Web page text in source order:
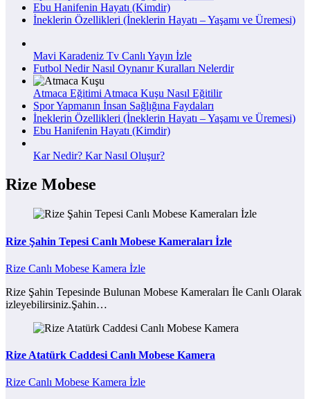
Ebu Hanifenin Hayatı (Kimdir)
İneklerin Özellikleri (İneklerin Hayatı – Yaşamı ve Üremesi)
Mavi Karadeniz Tv Canlı Yayın İzle
Futbol Nedir Nasıl Oynanır Kuralları Nelerdir
Atmaca Eğitimi Atmaca Kuşu Nasıl Eğitilir
Spor Yapmanın İnsan Sağlığına Faydaları
İneklerin Özellikleri (İneklerin Hayatı – Yaşamı ve Üremesi)
Ebu Hanifenin Hayatı (Kimdir)
Kar Nedir? Kar Nasıl Oluşur?
Rize Mobese
Rize Şahin Tepesi Canlı Mobese Kameraları İzle
Rize Canlı Mobese Kamera İzle
Rize Şahin Tepesinde Bulunan Mobese Kameraları İle Canlı Olarak
izleyebilirsiniz.Şahin…
Rize Atatürk Caddesi Canlı Mobese Kamera
Rize Canlı Mobese Kamera İzle